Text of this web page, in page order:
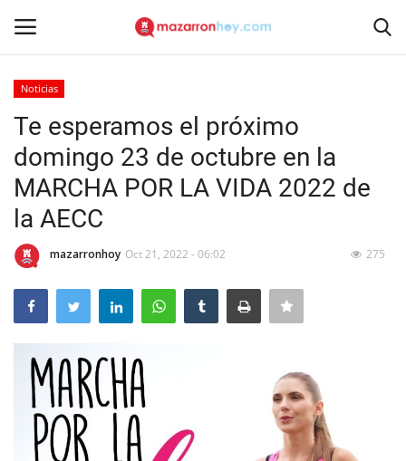
Inicio
Contacto
Noticias
Mazarrón Hoy
Entrevistas
Reportajes
Empresas
Noticias
Te esperamos el próximo
domingo 23 de octubre en la
MARCHA POR LA VIDA 2022 de
la AECC
mazarronhoy Oct 21, 2022 - 06:02 275